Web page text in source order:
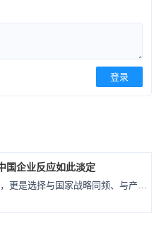
登录
国企业反应如此淡定